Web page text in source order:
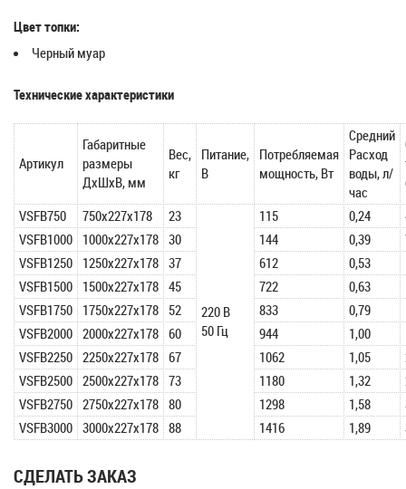
Цвет топки:
Черный муар
Технические характеристики
Артикул
Габаритные
размеры
ДхШхВ, мм
Вес,
кг
Питание,
В
Потребляемая
мощность, Вт
Средний
Расход
воды, л/
час
VSFB750
750x227x178 23
220 В
50 Гц
115 0,24
VSFB1000 1000x227x178 30 144 0,39
VSFB1250 1250x227x178 37 612 0,53
VSFB1500 1500x227x178 45 722 0,63
VSFB1750 1750x227x178 52 833 0,79
VSFB2000 2000x227x178 60 944 1,00
VSFB2250 2250x227x178 67 1062 1,05
VSFB2500 2500x227x178 73 1180 1,32
VSFB2750 2750x227x178 80 1298 1,58
VSFB3000 3000x227x178 88 1416 1,89
СДЕЛАТЬ ЗАКАЗ